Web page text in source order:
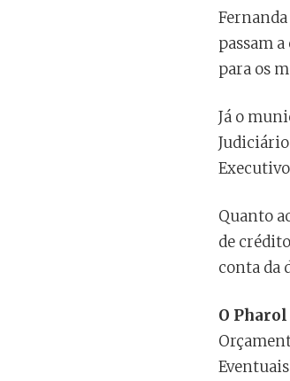
passam
para os
Já o
Quanto
de
conta da
O Pharol